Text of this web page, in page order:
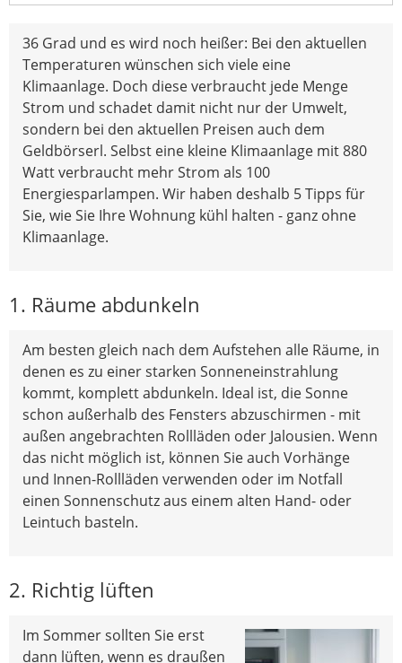
36 Grad und es wird noch heißer: Bei den aktuellen
Temperaturen wünschen sich viele eine
Klimaanlage. Doch diese verbraucht jede Menge
Strom und schadet damit nicht nur der Umwelt,
sondern bei den aktuellen Preisen auch dem
Geldbörserl. Selbst eine kleine Klimaanlage mit 880
Watt verbraucht mehr Strom als 100
Energiesparlampen. Wir haben deshalb 5 Tipps für
Sie, wie Sie Ihre Wohnung kühl halten - ganz ohne
Klimaanlage.
1. Räume abdunkeln
Am besten gleich nach dem Aufstehen alle Räume, in
denen es zu einer starken Sonneneinstrahlung
kommt, komplett abdunkeln. Ideal ist, die Sonne
schon außerhalb des Fensters abzuschirmen - mit
außen angebrachten Rollläden oder Jalousien. Wenn
das nicht möglich ist, können Sie auch Vorhänge
und Innen-Rollläden verwenden oder im Notfall
einen Sonnenschutz aus einem alten Hand- oder
Leintuch basteln.
2. Richtig lüften
Im Sommer sollten Sie erst
dann lüften, wenn es draußen